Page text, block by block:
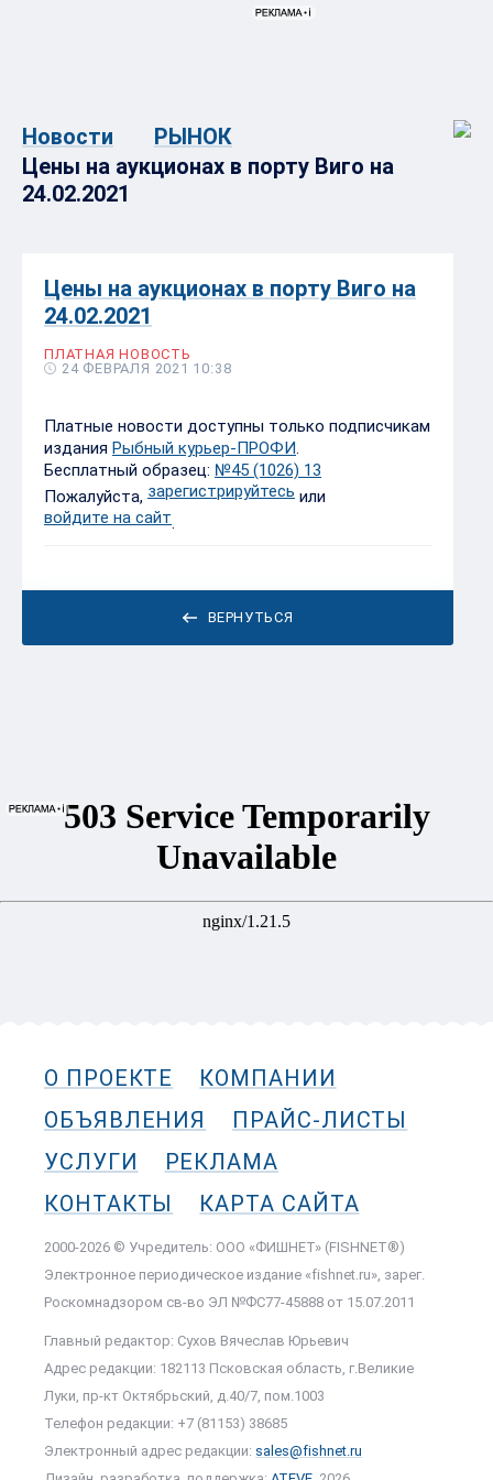
Новости
РЫНОК
Цены на аукционах в порту Виго на
24.02.2021
Цены на аукционах в порту Виго на
24.02.2021
ПЛАТНАЯ НОВОСТЬ
24 ФЕВРАЛЯ 2021 10:38
Платные новости доступны только подписчикам
издания Рыбный курьер-ПРОФИ.
Бесплатный образец: №45 (1026) 13
Пожалуйста, зарегистрируйтесь или
войдите на сайт.
ВЕРНУТЬСЯ
О ПРОЕКТЕ
КОМПАНИИ
ОБЪЯВЛЕНИЯ
ПРАЙС-ЛИСТЫ
УСЛУГИ
РЕКЛАМА
КОНТАКТЫ
КАРТА САЙТА
2000-2026 © Учредитель: ООО «ФИШНЕТ» (FISHNET®)
Электронное периодическое издание «fishnet.ru», зарег.
Роскомнадзором cв-во ЭЛ №ФС77-45888 от 15.07.2011
Главный редактор: Сухов Вячеслав Юрьевич
Адрес редакции: 182113 Псковская область, г.Великие
Луки, пр-кт Октябрьский, д.40/7, пом.1003
Телефон редакции: +7 (81153) 38685
Электронный адрес редакции: sales@fishnet.ru